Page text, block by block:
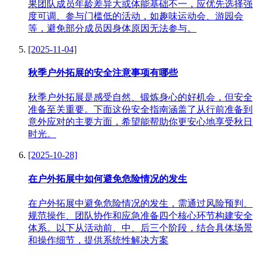
果团队成员年龄差异大或体能基础不一，应优先选择强
度可调、参与门槛低的活动，如趣味运动会、游园会
等，避免部分成员因身体原因无法参与。
[2025-11-04]
秋季户外拓展的安全注意事项有哪些
秋季户外拓展是感受自然、锻炼身心的好机会，但安全
准备至关重要。下面这份安全指南涵盖了从行前准备到
意外应对的主要方面，希望能帮助你更安心地享受秋日
时光。
[2025-10-28]
在户外拓展中如何避免危险情况的发生
在户外拓展中避免危险情况的发生，需通过风险预判、
规范操作、团队协作和应急准备四个核心环节构建安全
体系。以下从活动前、中、后三个阶段，结合具体场景
和操作细节，提供系统性解决方案